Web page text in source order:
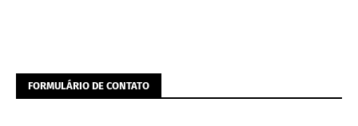
FORMULÁRIO DE CONTATO